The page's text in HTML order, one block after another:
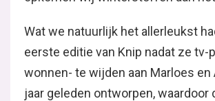
Wat we natuurlijk het allerleukst
eerste editie van Knip nadat ze tv-
wonnen- te wijden aan Marloes
jaar geleden ontworpen,